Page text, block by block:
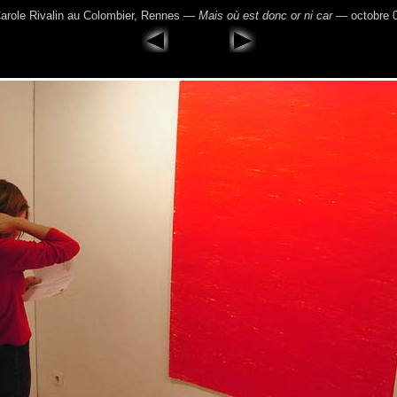
Rivalin au Colombier, Rennes — Mais où est donc or ni car — octobre